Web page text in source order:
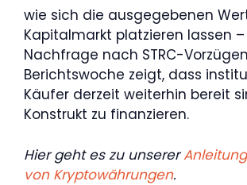
wie sich die ausgegebenen
Kapitalmarkt platzieren lassen
Nachfrage nach STRC-
Berichtswoche zeigt, dass
Käufer derzeit weiterhin bereit
Konstrukt zu finanzieren.
Hier geht es zu unserer
von Kryptowährungen.